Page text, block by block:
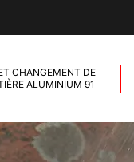
CHANGEMENT DE
ALUMINIUM 91